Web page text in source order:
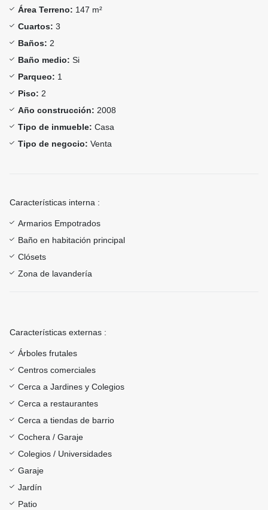
Área Terreno: 147 m²
Cuartos: 3
Baños: 2
Baño medio: Si
Parqueo: 1
Piso: 2
Año construcción: 2008
Tipo de inmueble: Casa
Tipo de negocio: Venta
Características interna :
Armarios Empotrados
Baño en habitación principal
Clósets
Zona de lavandería
Características externas :
Árboles frutales
Centros comerciales
Cerca a Jardines y Colegios
Cerca a restaurantes
Cerca a tiendas de barrio
Cochera / Garaje
Colegios / Universidades
Garaje
Jardín
Patio